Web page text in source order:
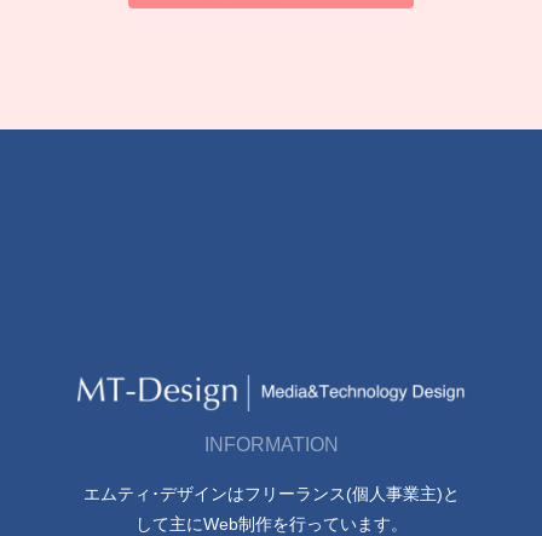
INFORMATION
エムティ･デザインはフリーランス(個人事業主)と
して主にWeb制作を行っています。